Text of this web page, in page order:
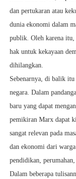
dan pertukaran atau
dunia ekonomi dalam
publik. Oleh karena itu,
hak untuk kekayaan
dihilangkan.
Sebenarnya, di balik
negara. Dalam
baru yang dapat
pemikiran Marx dapat
sangat relevan pada
dan ekonomi dari warga
pendidikan,
Dalam beberapa